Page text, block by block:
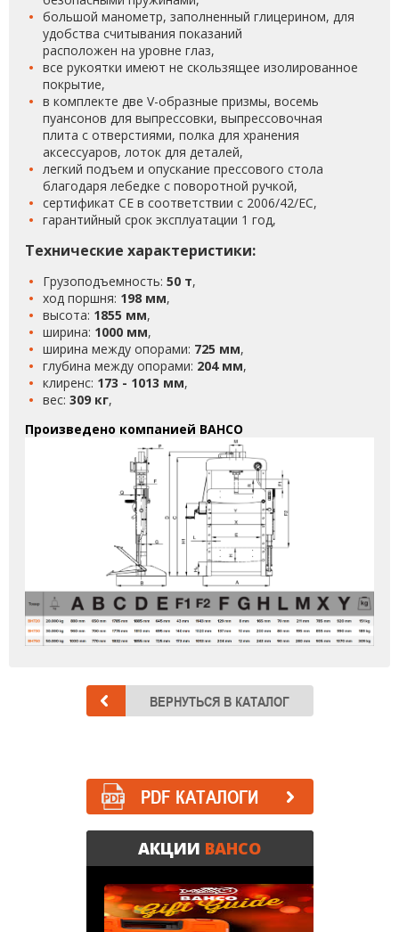
большой манометр, заполненный глицерином, для
удобства считывания показаний
расположен на уровне глаз,
все рукоятки имеют не скользящее изолированное
покрытие,
в комплекте две V-образные призмы, восемь
пуансонов для выпрессовки, выпрессовочная
плита с отверстиями, полка для хранения
аксессуаров, лоток для деталей,
легкий подъем и опускание прессового стола
благодаря лебедке с поворотной ручкой,
сертификат CE в соответствии с 2006/42/EC,
гарантийный срок эксплуатации 1 год,
Технические характеристики:
Грузоподъемность: 50 т,
ход поршня: 198 мм,
высота: 1855 мм,
ширина: 1000 мм,
ширина между опорами: 725 мм,
глубина между опорами: 204 мм,
клиренс: 173 - 1013 мм,
вес: 309 кг,
Произведено компанией BAHCO
PDF КАТАЛОГИ
АКЦИИ BAHCO